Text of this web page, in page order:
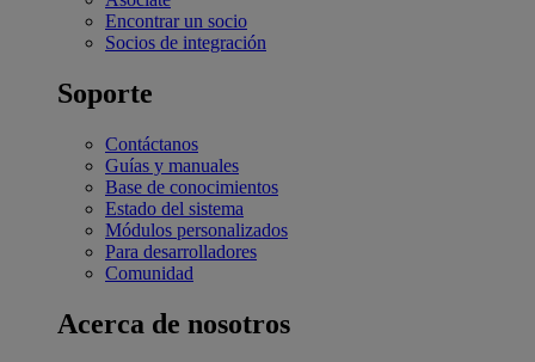
Encontrar un socio
Socios de integración
Soporte
Contáctanos
Guías y manuales
Base de conocimientos
Estado del sistema
Módulos personalizados
Para desarrolladores
Comunidad
Acerca de nosotros